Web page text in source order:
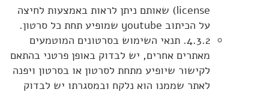
license) שאותם ניתן לראות באמצעות לחיצה
על הכיתוב youtube שמופיע תחת כל סרטון.
4.3.2. תנאי השימוש בסרטונים המוטמעים
מאתרים אחרים, יש לבדוק באופן פרטני בהתאם
לקישור שיופיע מתחת לסרטון או בסרטון ויפנה
לאתר שממנו הוא נלקח ובמסגרתו יש לבדוק